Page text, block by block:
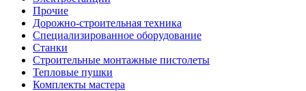
Прочие
Дорожно-строительная техника
Специализированное оборудование
Станки
Строительные монтажные пистолеты
Тепловые пушки
Комплекты мастера